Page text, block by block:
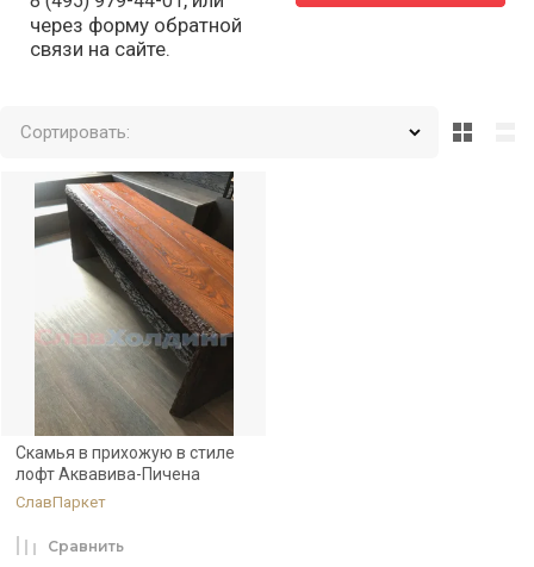
через форму обратной
связи на сайте.
Сортировать:
Скамья в прихожую в стиле
лофт Аквавива-Пичена
СлавПаркет
Сравнить